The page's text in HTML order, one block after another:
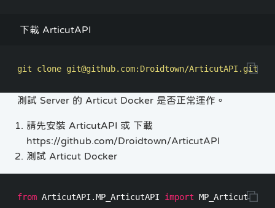
下載 ArticutAPI
測試 Server 的 Articut Docker 是否正常運作。
請先安裝 ArticutAPI 或 下載
https://github.com/Droidtown/ArticutAPI
測試 Articut Docker
from ArticutAPI.MP_ArticutAPI import MP_Articut